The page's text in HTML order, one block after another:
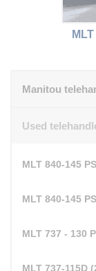
Manitou
Used
MLT 840-145
MLT 840-145
MLT 737 - 130
MLT 737-115D